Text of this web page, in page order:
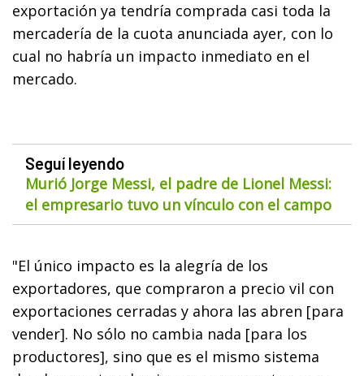
exportación ya tendría comprada casi toda la
mercadería de la cuota anunciada ayer, con lo
cual no habría un impacto inmediato en el
mercado.
Seguí leyendo
Murió Jorge Messi, el padre de Lionel Messi:
el empresario tuvo un vínculo con el campo
"El único impacto es la alegría de los
exportadores, que compraron a precio vil con
exportaciones cerradas y ahora las abren [para
vender]. No sólo no cambia nada [para los
productores], sino que es el mismo sistema